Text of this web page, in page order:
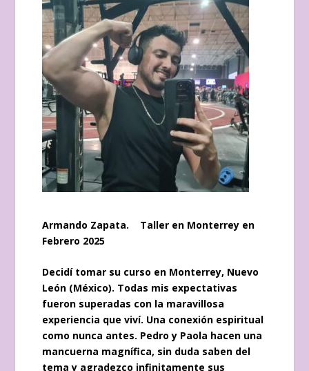
Armando Zapata. Taller en Monterrey en
Febrero 2025
Decidí tomar su curso en Monterrey, Nuevo
León (México). Todas mis expectativas
fueron superadas con la maravillosa
experiencia que viví. Una conexión espiritual
como nunca antes. Pedro y Paola hacen una
mancuerna magnífica, sin duda saben del
tema y agradezco infinitamente sus